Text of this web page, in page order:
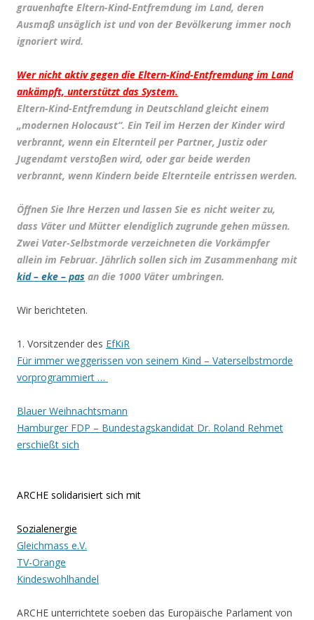
grauenhafte Eltern-Kind-Entfremdung im Land, deren
Ausmaß unsäglich ist und von der Bevölkerung immer noch
ignoriert wird.
Wer nicht aktiv gegen die Eltern-Kind-Entfremdung im Land
ankämpft, unterstützt das System.
Eltern-Kind-Entfremdung in Deutschland gleicht einem
„modernen Holocaust“. Ein Teil im Herzen der Kinder wird
verbrannt, wenn ein Elternteil per Partner, Justiz oder
Jugendamt verstoßen wird, oder gar beide werden
verbrannt, wenn Kindern beide Elternteile entrissen werden.
Öffnen Sie Ihre Herzen und lassen Sie es nicht weiter zu,
dass Väter und Mütter elendiglich zugrunde gehen müssen.
Zwei Vater-Selbstmorde verzeichneten die Vorkämpfer
allein im Februar. Jährlich sollen sich im Zusammenhang mit
kid – eke – pas an die 1000 Väter umbringen.
Wir berichteten.
1. Vorsitzender des EfKiR
Für immer weggerissen von seinem Kind – Vaterselbstmorde
vorprogrammiert …
Blauer Weihnachtsmann
Hamburger FDP – Bundestagskandidat Dr. Roland Rehmet
erschießt sich
ARCHE solidarisiert sich mit
Sozialenergie
Gleichmass e.V.
TV-Orange
Kindeswohlhandel
ARCHE unterrichtete soeben das Europäische Parlament von